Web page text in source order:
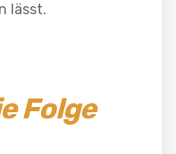
lässt.
Folge